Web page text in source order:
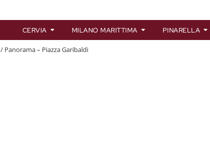
CERVIA MILANO MARITTIMA PINARELLA
/ Panorama – Piazza Garibaldi